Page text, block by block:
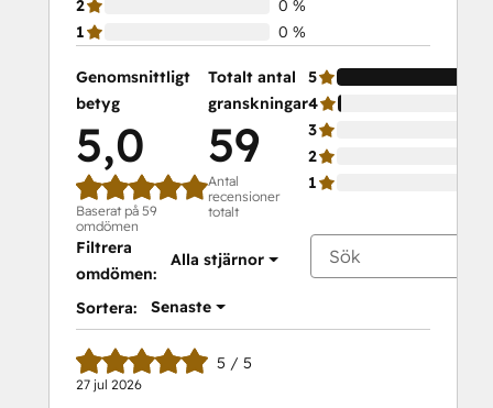
2
0 %
1
0 %
Genomsnittligt
betyg
5,0
Baserat på 59
omdömen
Totalt antal
granskningar
59
Antal
recensioner
totalt
5
4
3
2
1
Filtrera
omdömen:
Alla stjärnor
Sortera: Senaste
5 / 5
27 jul 2026